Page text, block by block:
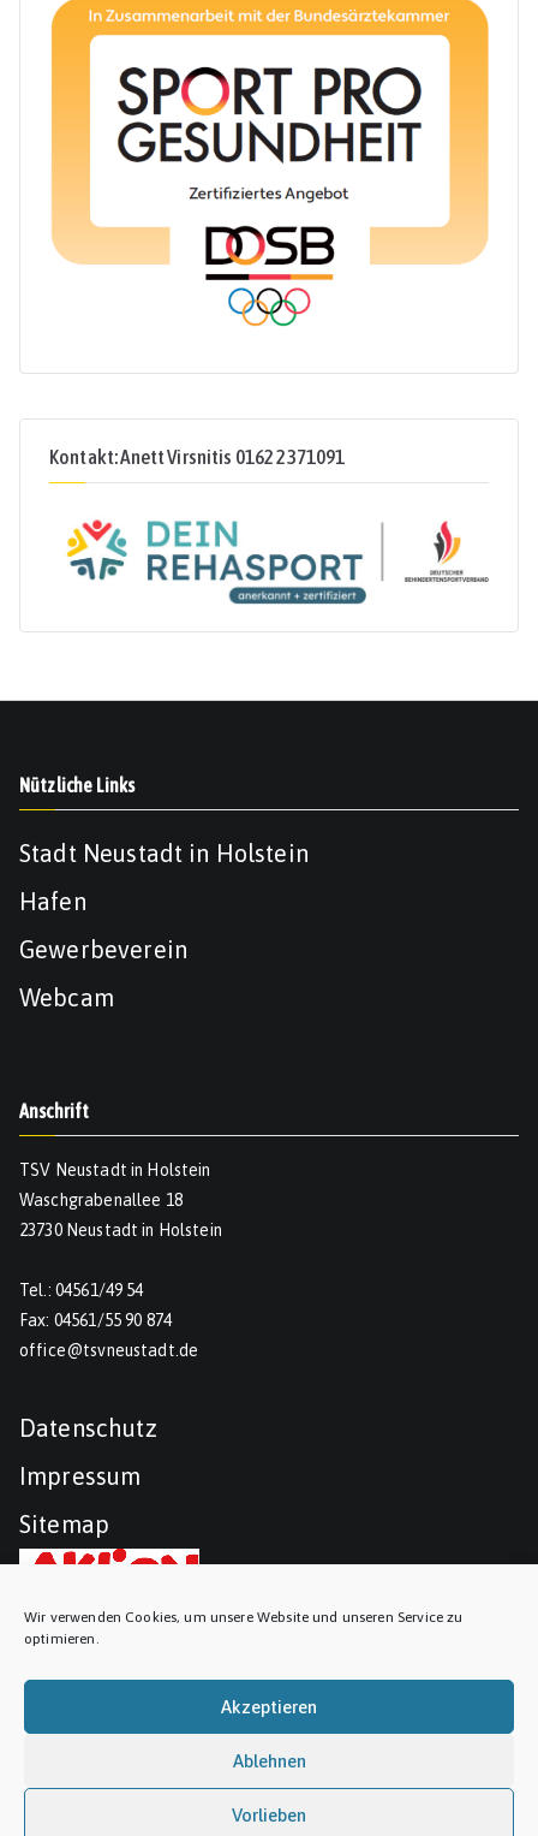
Wir verwenden Cookies, um unsere Website und unseren Service zu
optimieren.
Akzeptieren
Ablehnen
Vorlieben
Kontakt: Anett Virsnitis 0162 2371091
Nützliche Links
Stadt Neustadt in Holstein
Hafen
Gewerbeverein
Webcam
Anschrift
TSV Neustadt in Holstein
Waschgrabenallee 18
23730 Neustadt in Holstein
Tel.: 04561/49 54
Fax: 04561/55 90 874
office@tsvneustadt.de
Datenschutz
Impressum
Sitemap